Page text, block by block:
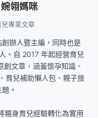
翎媽咪
專業文章
辦人暨主編，同時也是
。自 2017 年起經營育兒
文章，涵蓋懷孕知識、
育兒補助懶人包、親子旅
。
親身育兒經驗轉化為實用